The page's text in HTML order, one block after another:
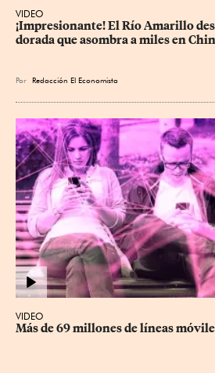
VIDEO
¡Impresionante! El Río Amarillo
dorada que asombra a miles en
Por Redacción El Economista
VIDEO
Más de 69 millones de líneas